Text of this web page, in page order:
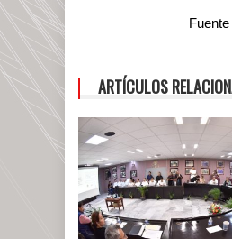
una
mujer
en
trágico
accidente
en
Xalapa
ARTÍCULOS